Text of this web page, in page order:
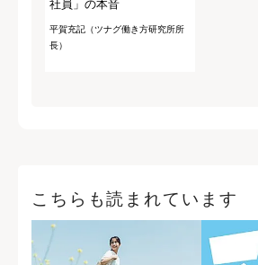
社員」の本音
平賀充記（ツナグ働き方研究所所
長）
こちらも読まれています